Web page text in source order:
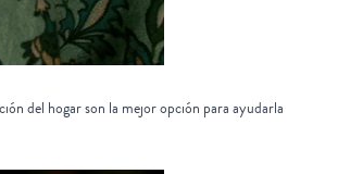
del hogar son la mejor opción para ayudarla